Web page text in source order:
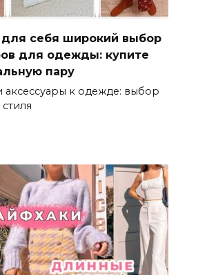
себя широкий выбор
для одежды: купите
пару
к одежде: выбор